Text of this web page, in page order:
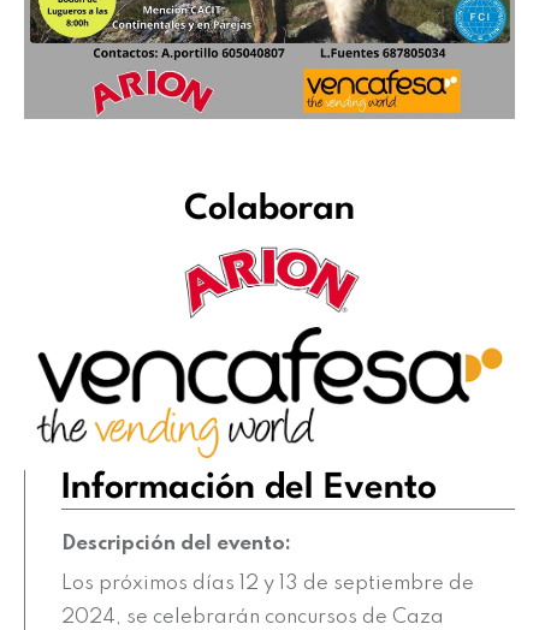
Colaboran
Información del Evento
Descripción del evento:
Los próximos días 12 y 13 de septiembre de
2024, se celebrarán concursos de Caza